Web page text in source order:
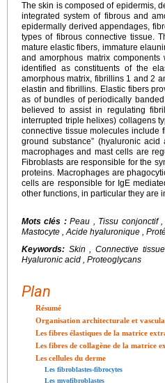
The skin is composed of epidermis,
integrated system of fibrous and
epidermally derived appendages,
types of fibrous connective tissue.
mature elastic fibers, immature
and amorphous matrix
identified as constituents of the
amorphous matrix, fibrillins 1 and 2
elastin and fibrillins. Elastic fibers
as of bundles of periodically
believed to assist in regulating
interrupted triple helixes) collagens
connective tissue molecules include
ground substance” (hyaluronic
macrophages and mast cells are
Fibroblasts are responsible for the
proteins. Macrophages are
cells are responsible for IgE
other functions, in particular they are
Mots clés :Peau , Tissu conjonctif
Mastocyte , Acide hyaluronique ,
Keywords: Skin , Connective
Hyaluronic acid , Proteoglycans
Plan
Résumé
Organisation architecturale et
Les fibres élastiques de la matrice
Les fibres de collagène de la matrice
Les cellules du derme
Les fibroblastes-fibrocytes
Les myofibroblastes